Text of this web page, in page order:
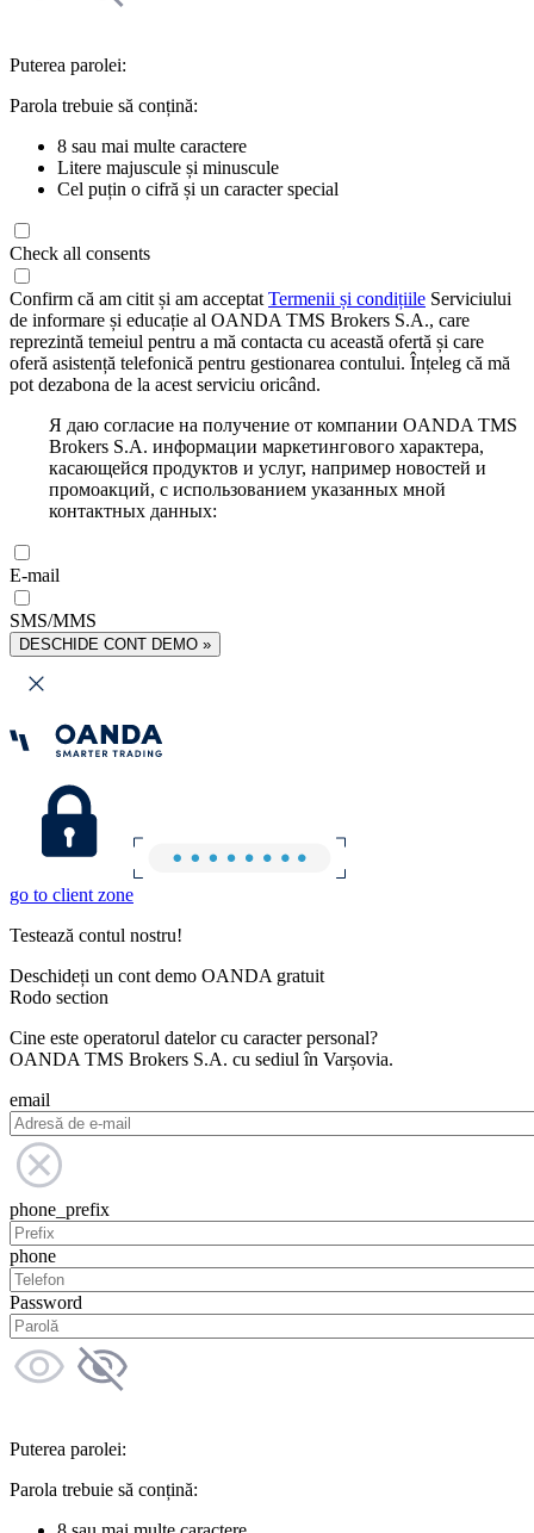
Puterea parolei:
Parola trebuie să conțină:
8 sau mai multe caractere
Litere majuscule și minuscule
Cel puțin o cifră și un caracter special
Check all consents
Confirm că am citit și am acceptat Termenii și condițiile Serviciului
de informare și educație al OANDA TMS Brokers S.A., care
reprezintă temeiul pentru a mă contacta cu această ofertă și care
oferă asistență telefonică pentru gestionarea contului. Înțeleg că mă
pot dezabona de la acest serviciu oricând.
Я даю согласие на получение от компании OANDA TMS
Brokers S.A. информации маркетингового характера,
касающейся продуктов и услуг, например новостей и
промоакций, с использованием указанных мной
контактных данных:
E-mail
SMS/MMS
DESCHIDE CONT DEMO »
go to client zone
Testează contul nostru!
Deschideți un cont demo OANDA gratuit
Rodo section
Cine este operatorul datelor cu caracter personal?
OANDA TMS Brokers S.A. cu sediul în Varșovia.
email
phone_prefix
phone
Password
Puterea parolei:
Parola trebuie să conțină: